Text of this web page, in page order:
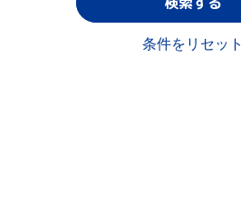
条件をリセット